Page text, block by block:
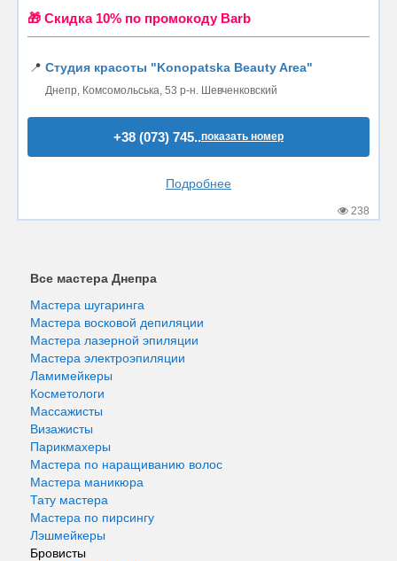
🎁 Cкидка 10% по промокоду Barb
📍 Студия красоты "Konopatska Beauty Area"
Днепр, Комсомольська, 53 р-н. Шевченковский
+38 (073) 745..показать номер
Подробнее
238
Все мастера Днепра
Мастера шугаринга
Мастера восковой депиляции
Мастера лазерной эпиляции
Мастера электроэпиляции
Ламимейкеры
Косметологи
Массажисты
Визажисты
Парикмахеры
Мастера по наращиванию волос
Мастера маникюра
Тату мастера
Мастера по пирсингу
Лэшмейкеры
Бровисты